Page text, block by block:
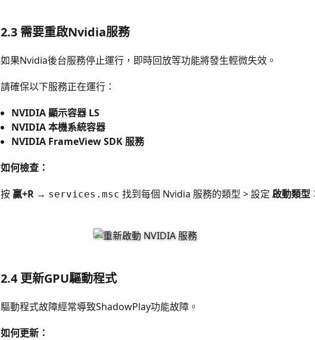
2.3 需要重啟Nvidia服務
如果Nvidia後台服務停止運行，即時回放等功能將發生輕微失效。
請確保以下服務正在運行：
NVIDIA 顯示容器 LS
NVIDIA 本機系統容器
NVIDIA FrameView SDK 服務
如何檢查：
按贏+R → services.msc 找到每個 Nvidia 服務的類型 > 設定啟動類型
2.4 更新GPU驅動程式
驅動程式故障經常導致ShadowPlay功能故障。
如何更新：